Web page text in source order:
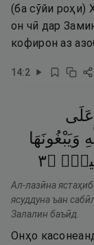
(ба сӯйи роҳи)
он чӣ дар
кофирон аз
14:2
عَلَى
وَيَبْغُونَهَا
۝٣
Ал-лазӣна
ясуддуна ъан
Залалин баъӣд.
Онҳо